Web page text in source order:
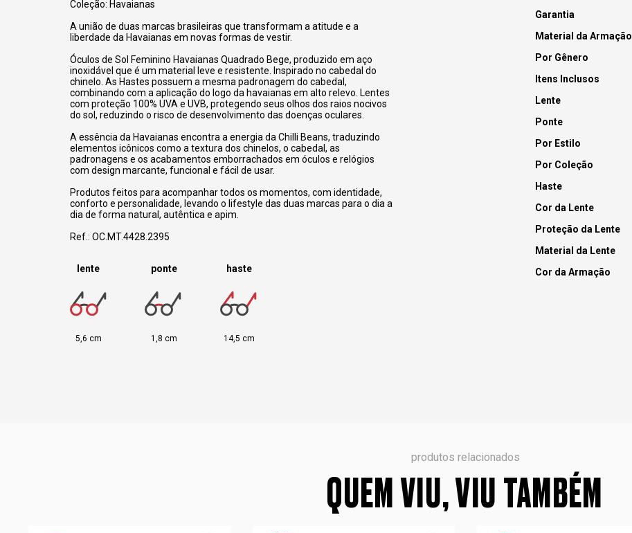
Coleção: Havaianas
A união de duas marcas brasileiras que transformam a atitude e a
liberdade da Havaianas em novas formas de vestir.
Óculos de Sol Feminino Havaianas Quadrado Bege, produzido em aço
inoxidável que é um material leve e resistente. Inspirado no cabedal do
chinelo. As Hastes possuem a mesma padronagem do cabedal,
combinando com a aplicação do logo da havaianas em alto relevo. Lentes
com proteção 100% UVA e UVB, protegendo seus olhos dos raios nocivos
do sol, reduzindo o risco de desenvolvimento das doenças oculares.
A essência da Havaianas encontra a energia da Chilli Beans, traduzindo
elementos icônicos como a textura dos chinelos, o cabedal, as
padronagens e os acabamentos emborrachados em óculos e relógios
com design marcante, funcional e fácil de usar.
Produtos feitos para acompanhar todos os momentos, com identidade,
conforto e personalidade, levando o lifestyle das duas marcas para o dia a
dia de forma natural, autêntica e apim.
Ref.: OC.MT.4428.2395
lente
5,6 cm
ponte
1,8 cm
haste
14,5 cm
Garantia
Material da Armação
Por Gênero
Itens Inclusos
Lente
Ponte
Por Estilo
Por Coleção
Haste
Cor da Lente
Proteção da Lente
Material da Lente
Cor da Armação
produtos relacionados
QUEM VIU, VIU TAMBÉM